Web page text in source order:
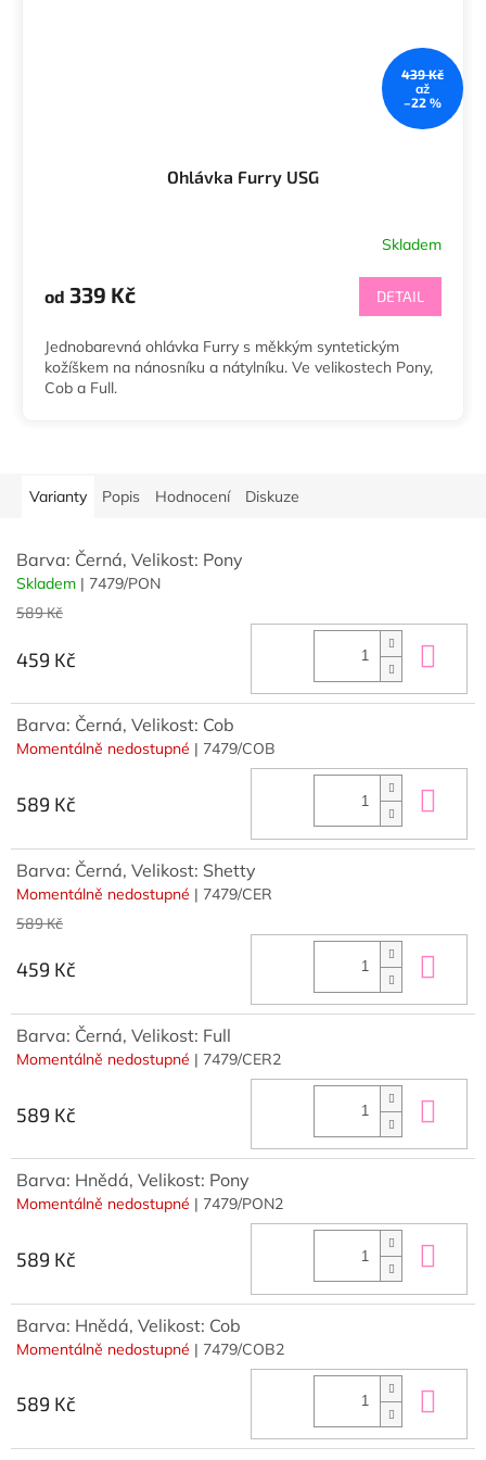
439 Kč
až
–22 %
Ohlávka Furry USG
Skladem
od 339 Kč DETAIL
Jednobarevná ohlávka Furry s měkkým syntetickým
kožíškem na nánosníku a nátylníku. Ve velikostech Pony,
Cob a Full.
Varianty Popis Hodnocení Diskuze
Barva: Černá, Velikost: Pony
Skladem | 7479/PON
589 Kč
459 Kč
Barva: Černá, Velikost: Cob
Momentálně nedostupné | 7479/COB
589 Kč
Barva: Černá, Velikost: Shetty
Momentálně nedostupné | 7479/CER
589 Kč
459 Kč
Barva: Černá, Velikost: Full
Momentálně nedostupné | 7479/CER2
589 Kč
Barva: Hnědá, Velikost: Pony
Momentálně nedostupné | 7479/PON2
589 Kč
Barva: Hnědá, Velikost: Cob
Momentálně nedostupné | 7479/COB2
589 Kč